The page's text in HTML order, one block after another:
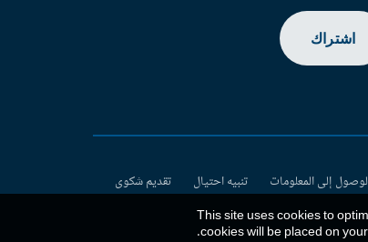
اشتراك
إلى المعلومات تنبيه احتيال
تقديم شكوى
This site uses cookies to
cookies will be placed on
.